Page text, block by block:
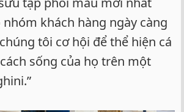
khách hàng ngày càng
tôi cơ hội để thể hiện cá
sống của họ trên một